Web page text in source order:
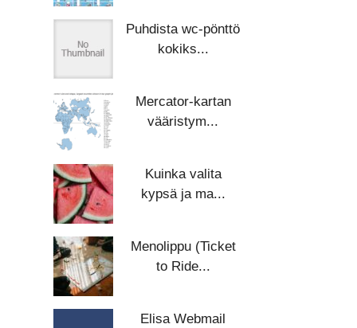
Puhdista wc-pönttö
kokiks...
Mercator-kartan
vääristym...
Kuinka valita
kypsä ja ma...
Menolippu (Ticket
to Ride...
Elisa Webmail